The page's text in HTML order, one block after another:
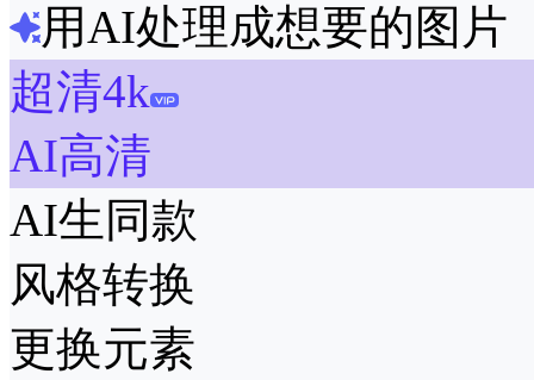
用AI处理成想要的图片
超清4k
AI高清
AI生同款
风格转换
更换元素